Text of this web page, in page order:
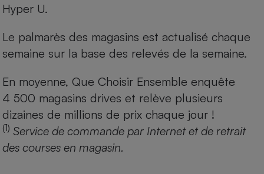
Hyper U.
Le palmarès des magasins est actualisé chaque
semaine sur la base des relevés de la semaine.
En moyenne, Que Choisir Ensemble enquête
4 500 magasins drives et relève plusieurs
dizaines de millions de prix chaque jour !
(1) Service de commande par Internet et de retrait
des courses en magasin.